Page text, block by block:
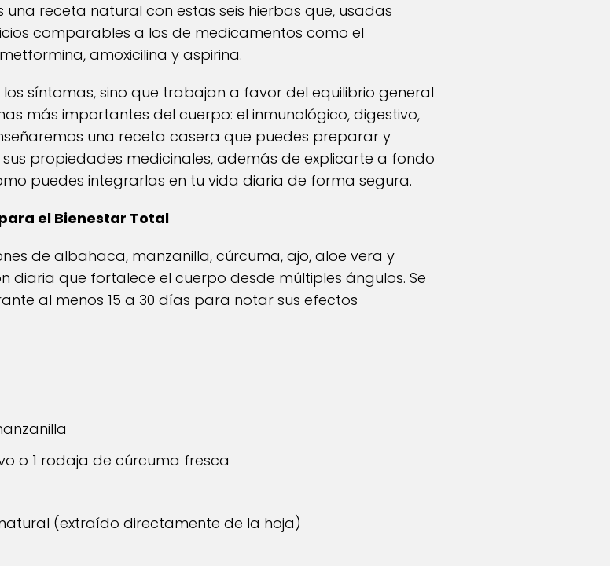
receta natural con estas seis hierbas que, usadas
comparables a los de medicamentos como el
amoxicilina y aspirina.
síntomas, sino que trabajan a favor del equilibrio general
más importantes del cuerpo: el inmunológico, digestivo,
una receta casera que puedes preparar y
propiedades medicinales, además de explicarte a fondo
puedes integrarlas en tu vida diaria de forma segura.
el Bienestar Total
de albahaca, manzanilla, cúrcuma, ajo, aloe vera y
diaria que fortalece el cuerpo desde múltiples ángulos. Se
al menos 15 a 30 días para notar sus efectos
o 1 rodaja de cúrcuma fresca
(extraído directamente de la hoja)